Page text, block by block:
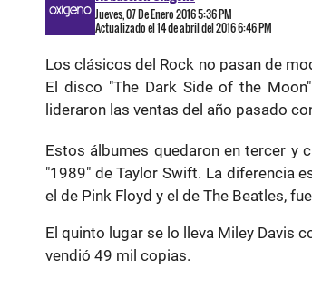
Jueves, 07 De Enero 2016 5:36 PM
Actualizado el 14 de abril del 2016 6:46 PM
Los clásicos del Rock no pasan de
El disco "The Dark Side of the
lideraron las ventas del año pasado
Estos álbumes quedaron en tercer y
"1989" de Taylor Swift. La diferencia
el de Pink Floyd y el de The Beatles,
El quinto lugar se lo lleva Miley Davis
vendió 49 mil copias.